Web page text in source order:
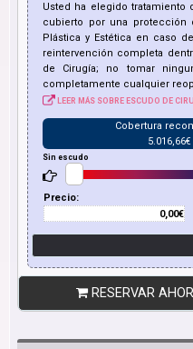
Usted ha elegido tratamiento
cubierto por una protección
Plástica y Estética en caso
reintervención completa
de Cirugía; no tomar
completamente cualquier
LEER MÁS SOBRE ESCUDO DE
Cobertura
5.016,66€
Sin escudo
Precio:
0,00€
RESERVAR